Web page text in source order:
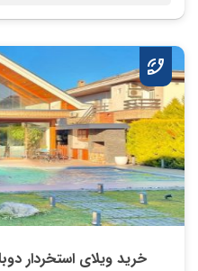
خرید ویلای استخردار